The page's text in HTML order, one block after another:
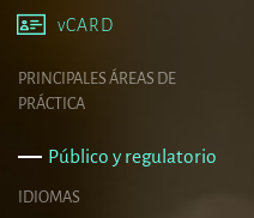
vCARD
PRINCIPALES ÁREAS DE
PRÁCTICA
Público y regulatorio
IDIOMAS